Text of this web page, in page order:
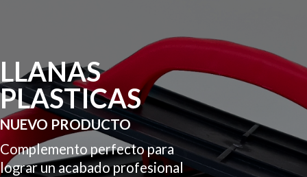
LLANAS
PLASTICAS
NUEVO PRODUCTO
Complemento perfecto para
lograr un acabado profesional